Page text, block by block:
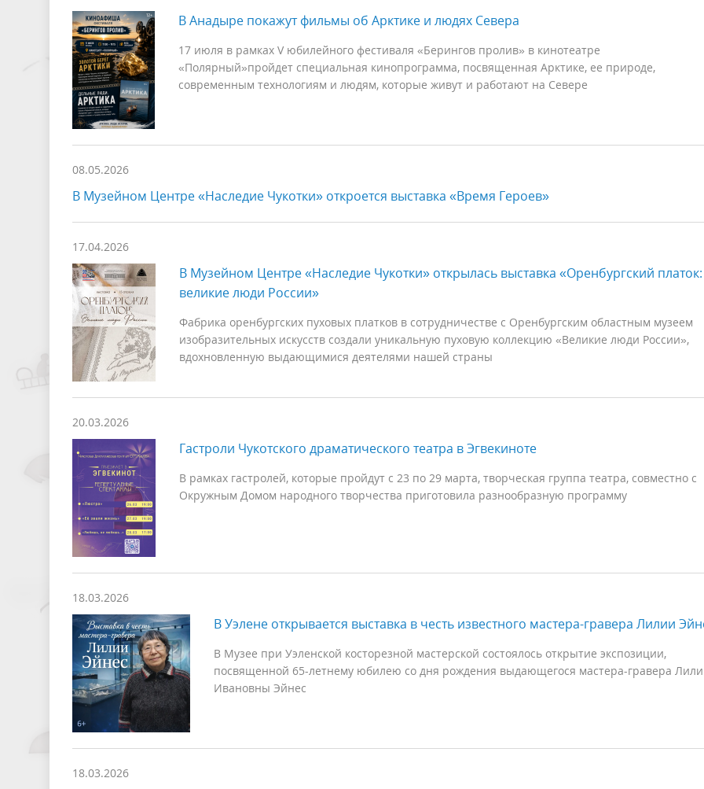
В Анадыре покажут фильмы об Арктике и людях Севера
17 июля в рамках V юбилейного фестиваля «Берингов пролив» в кинотеатре
«Полярный»пройдет специальная кинопрограмма, посвященная Арктике, ее природе,
современным технологиям и людям, которые живут и работают на Севере
08.05.2026
В Музейном Центре «Наследие Чукотки» откроется выставка «Время Героев»
17.04.2026
В Музейном Центре «Наследие Чукотки» открылась выставка «Оренбургский платок:
великие люди России»
Фабрика оренбургских пуховых платков в сотрудничестве с Оренбургским областным музеем
изобразительных искусств создали уникальную пуховую коллекцию «Великие люди России»,
вдохновленную выдающимися деятелями нашей страны
20.03.2026
Гастроли Чукотского драматического театра в Эгвекиноте
В рамках гастролей, которые пройдут с 23 по 29 марта, творческая группа театра, совместно с
Окружным Домом народного творчества приготовила разнообразную программу
18.03.2026
В Уэлене открывается выставка в честь известного мастера-гравера Лилии
В Музее при Уэленской косторезной мастерской состоялось открытие экспозиции,
посвященной 65-летнему юбилею со дня рождения выдающегося мастера-гравера
Ивановны Эйнес
18.03.2026